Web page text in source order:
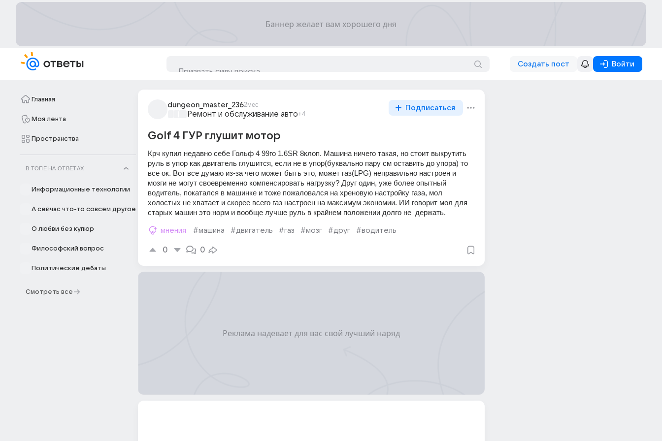
Создать пост Войти
Главная
Моя лента
Пространства
В ТОПЕ НА ОТВЕТАХ
Информационные технологии
А сейчас что-то совсем другое
О любви без купюр
Философский вопрос
Политические дебаты
Смотреть все
dungeon_master_2362мес
Ремонт и обслуживание авто+4
Подписаться
Golf 4 ГУР глушит мотор
Крч купил недавно себе Гольф 4 99го 1.6SR 8клоп. Машина ничего такая, но стоит выкрутить
руль в упор как двигатель глушится, если не в упор(буквально пару см оставить до упора) то
все ок. Вот все думаю из-за чего может быть это, может газ(LPG) неправильно настроен и
мозги не могут своевременно компенсировать нагрузку? Друг один, уже более опытный
водитель, покатался в машинке и тоже пожаловался на хреновую настройку газа, мол
холостых не хватает и скорее всего газ настроен на максимум экономии. ИИ говорит мол для
старых машин это норм и вообще лучше руль в крайнем положении долго не  держать.
мнения #машина #двигатель #газ #мозг #друг #водитель
0 0